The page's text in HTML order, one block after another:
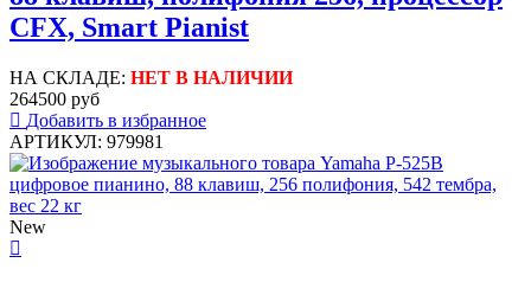
CFX, Smart Pianist
НА СКЛАДЕ: НЕТ В НАЛИЧИИ
264500 руб
Добавить в избранное
АРТИКУЛ: 979981
New